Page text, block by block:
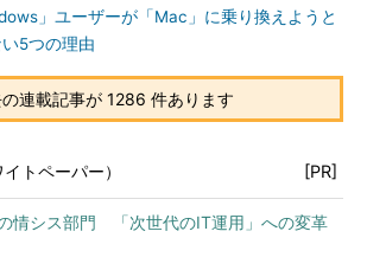
」ユーザーが「Mac」に乗り換えようと
5つの理由
連載記事が 1286 件あります
トペーパー） [PR]
情シス部門 「次世代のIT運用」への変革